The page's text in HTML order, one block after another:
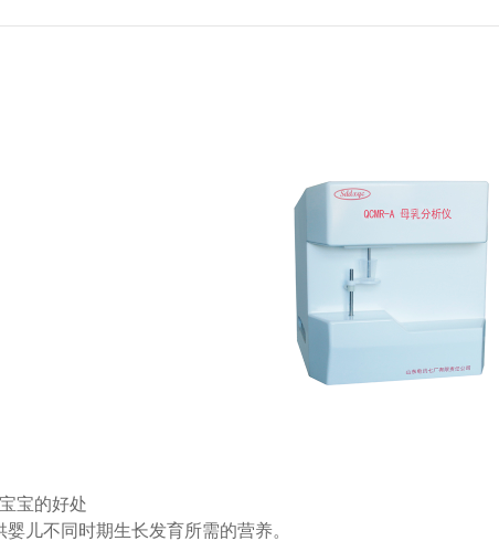
宝的好处
儿不同时期生长发育所需的营养。